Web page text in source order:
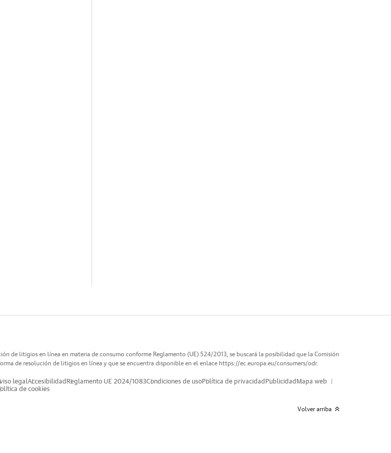
de litigios en línea en materia de consumo conforme Reglamento (UE) 524/2013, se buscará la posibilidad que la Comisión
de resolución de litigios en línea y que se encuentra disponible en el enlace https://ec.europa.eu/consumers/odr.
legal Accesibilidad Reglamento UE 2024/1083Condiciones de usoPolítica de privacidad Publicidad Mapa web
de cookies
Volver arriba